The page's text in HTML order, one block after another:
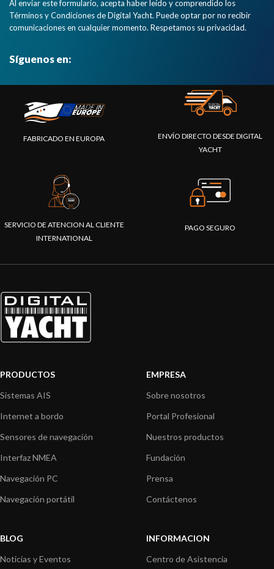
Al enviar este formulario, acepta haber leído y comprendido los
Términos y Condiciones de Digital Yacht. Puede optar por no recibir
comunicaciones en cualquier momento. Respetamos su privacidad.
Síguenos en:
FABRICADO EN EUROPA
ENVÍO DIRECTO DESDE DIGITAL
YACHT
SERVICIO DE ATENCION AL CLIENTE
INTERNATIONAL
PAGO SEGURO
PRODUCTOS
Sistemas AIS
Internet a bordo
Sensores de navegación
Interfaz NMEA
Navegación PC
Navegación portátil
EMPRESA
Sobre nosotros
Portal Profesional
Nuestros productos
Fundación
Prensa
Contáctenos
BLOG
Noticias y Eventos
INFORMACION
Centro de Asistencia